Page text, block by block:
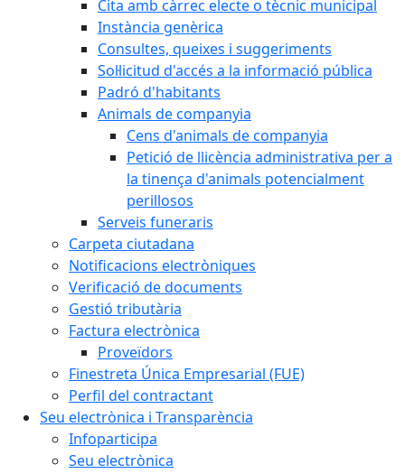
Cita amb càrrec electe o tècnic municipal
Instància genèrica
Consultes, queixes i suggeriments
Sol·licitud d'accés a la informació pública
Padró d'habitants
Animals de companyia
Cens d'animals de companyia
Petició de llicència administrativa per a
la tinença d'animals potencialment
perillosos
Serveis funeraris
Carpeta ciutadana
Notificacions electròniques
Verificació de documents
Gestió tributària
Factura electrònica
Proveïdors
Finestreta Única Empresarial (FUE)
Perfil del contractant
Seu electrònica i Transparència
Infoparticipa
Seu electrònica